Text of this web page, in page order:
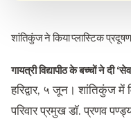
शांतिकुंज ने किया प्लास्टिक
गायत्री विद्यापीठ के बच्चों ने दी
हरिद्वार, ५ जून।शांतिकुंज में
परिवार प्रमुख डॉ. प्रणव